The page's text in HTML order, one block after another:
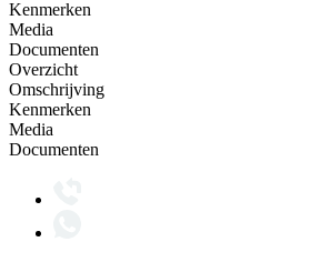
Kenmerken
Media
Documenten
Overzicht
Omschrijving
Kenmerken
Media
Documenten